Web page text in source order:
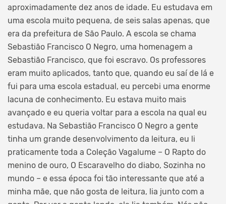
aproximadamente dez anos de idade. Eu estudava em
uma escola muito pequena, de seis salas apenas, que
era da prefeitura de São Paulo. A escola se chama
Sebastião Francisco O Negro, uma homenagem a
Sebastião Francisco, que foi escravo. Os professores
eram muito aplicados, tanto que, quando eu saí de lá e
fui para uma escola estadual, eu percebi uma enorme
lacuna de conhecimento. Eu estava muito mais
avançado e eu queria voltar para a escola na qual eu
estudava. Na Sebastião Francisco O Negro a gente
tinha um grande desenvolvimento da leitura, eu li
praticamente toda a Coleção Vagalume – O Rapto do
menino de ouro, O Escaravelho do diabo, Sozinha no
mundo – e essa época foi tão interessante que até a
minha mãe, que não gosta de leitura, lia junto com a